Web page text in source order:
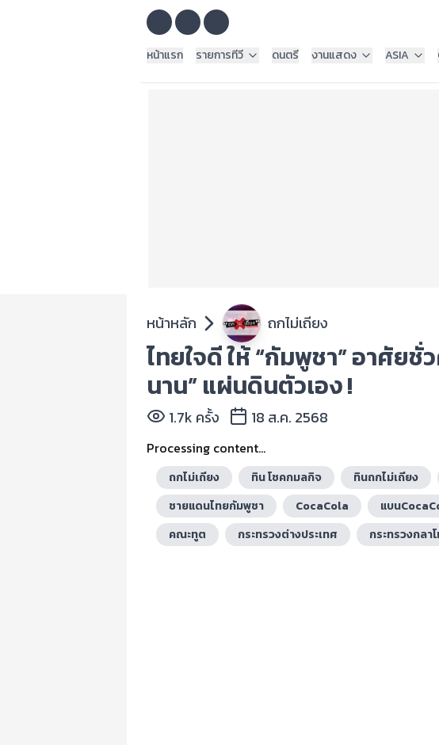
หน้าแรก
รายการทีวี ดนตรี งานแสดง ASIA
หน้าหลัก ถกไม่เถียง
ไทยใจดี ให้ “กัมพูชา” อาศัย
นาน” แผ่นดินตัวเอง !
1.7k ครั้ง 18 ส.ค. 2568
Processing content...
ถกไม่เถียง ทิน โชคกมลกิจ ทินถกไม่เถียง
ชายแดนไทยกัมพูชา
CocaCola แบน
คณะทูต
กระทรวงต่างประเทศ กระทรวงกลา